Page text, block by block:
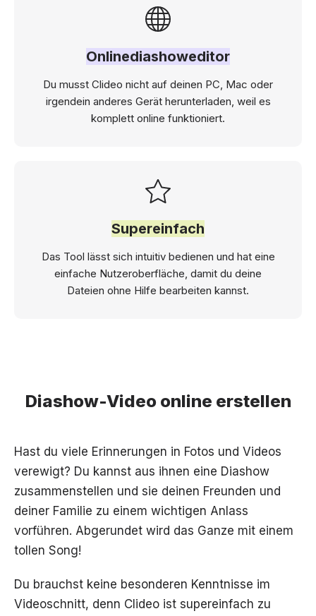
Onlinediashoweditor
Du musst Clideo nicht auf deinen PC, Mac oder
irgendein anderes Gerät herunterladen, weil es
komplett online funktioniert.
Supereinfach
Das Tool lässt sich intuitiv bedienen und hat eine
einfache Nutzeroberfläche, damit du deine
Dateien ohne Hilfe bearbeiten kannst.
Diashow-Video online erstellen
Hast du viele Erinnerungen in Fotos und Videos
verewigt? Du kannst aus ihnen eine Diashow
zusammenstellen und sie deinen Freunden und
deiner Familie zu einem wichtigen Anlass
vorführen. Abgerundet wird das Ganze mit einem
tollen Song!
Du brauchst keine besonderen Kenntnisse im
Videoschnitt, denn Clideo ist supereinfach zu